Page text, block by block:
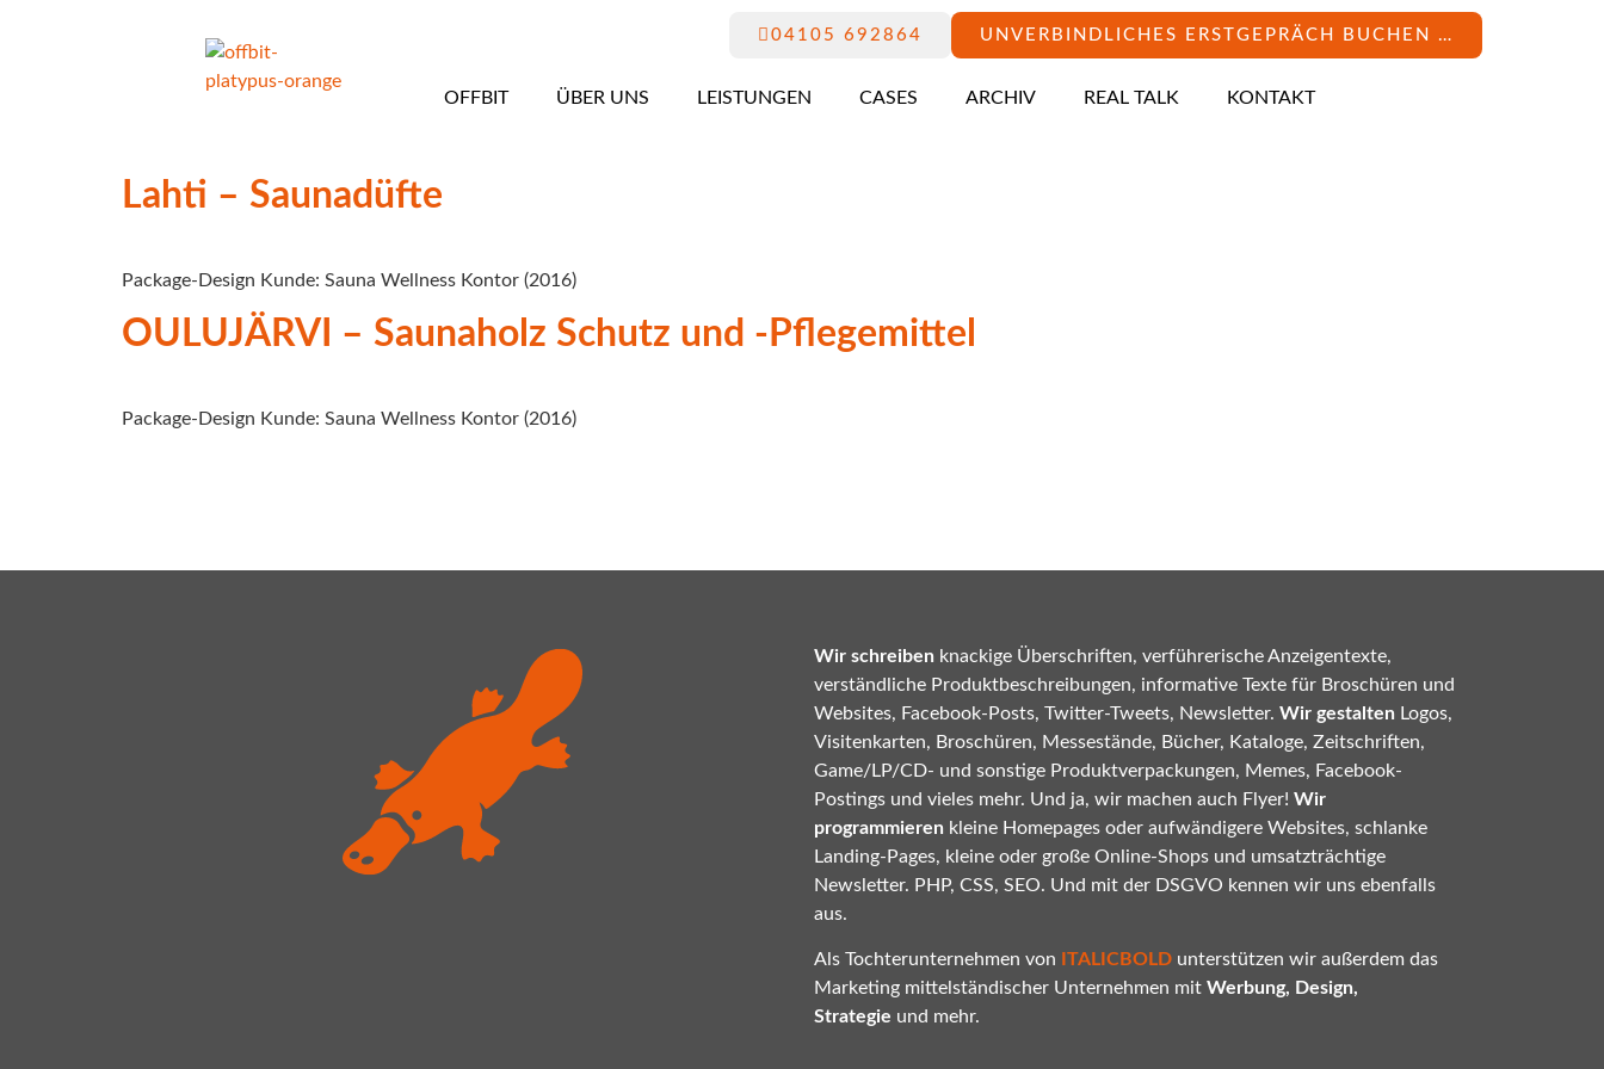
UNVERBINDLICHES ERSTGEPRÄCH BUCHEN …
04105 692864
OFFBIT ÜBER UNS LEISTUNGEN CASES ARCHIV REAL TALK KONTAKT
Lahti – Saunadüfte
Package-Design Kunde: Sauna Wellness Kontor (2016)
OULUJÄRVI – Saunaholz Schutz und -Pflegemittel
Package-Design Kunde: Sauna Wellness Kontor (2016)
Wir schreiben knackige Überschriften, verführerische Anzeigentexte,
verständliche Produktbeschreibungen, informative Texte für Broschüren und
Websites, Facebook-Posts, Twitter-Tweets, Newsletter. Wir gestalten Logos,
Visitenkarten, Broschüren, Messestände, Bücher, Kataloge, Zeitschriften,
Game/LP/CD- und sonstige Produktverpackungen, Memes, Facebook-
Postings und vieles mehr. Und ja, wir machen auch Flyer! Wir
programmieren kleine Homepages oder aufwändigere Websites, schlanke
Landing-Pages, kleine oder große Online-Shops und umsatzträchtige
Newsletter. PHP, CSS, SEO. Und mit der DSGVO kennen wir uns ebenfalls
aus.
Als Tochterunternehmen von ITALICBOLD unterstützen wir außerdem das
Marketing mittelständischer Unternehmen mit Werbung, Design,
Strategie und mehr.